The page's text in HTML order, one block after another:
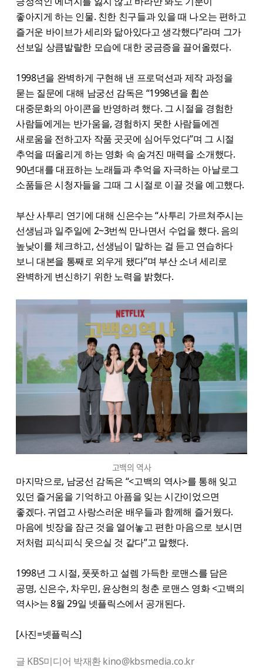
좋아지게 하는 인물. 친한 친구들과 있을 때 나오는 편하고
즐거운 바이브가 세리와 닮아있다고 생각했다”라며 그가
선보일 상큼발랄한 모습에 대한 궁금증을 끌어올렸다.
1998년을 완벽하게 구현해 낸 프로덕션과 제작 과정을
묻는 질문에 대해 남궁선 감독은 “1998년을 휩쓴
대중문화의 아이콘을 반영하려 했다. 그 시절을 경험한
사람들에게는 반가움을, 경험하지 못한 사람들에겐
새로움을 전하고자 작품 곳곳에 심어두었다”며 그 시절
추억을 떠올리게 하는 영화 속 숨겨진 매력을 소개했다.
90년대를 대표하는 노래들과 추억을 자극하는 아날로그
소품들은 시청자들을 그때 그 시절로 이끌 것을 예고했다.
부산 사투리 연기에 대해 신은수는 “사투리 가르쳐주시는
선생님과 일주일에 2~3번씩 만나면서 수업을 했다. 음의
높낮이를 체크하고, 선생님이 말하는 걸 듣고 연습하다
보니 대본을 통째로 외우게 됐다”​며 부산 소녀 세리로
완벽하게 변신하기 위한 노력을 밝혔다.
고백의 역사
마지막으로, 남궁선 감독은 “<고백의 역사>​를 통해 잊고
있던 즐거움을 기억하고 아픔을 잊는 시간이었으면
좋겠다. 귀엽고 사랑스러운 배우들과 함께해 즐거웠다.
마음에 빗장을 잠근 것을 열어놓고 편한 마음으로 보시면
저처럼 피식피식 웃으실 것 같다”고 말했다.
1998년 그 시절, 풋풋하고 설렘 가득한 로맨스를 담은
공명, 신은수, 차우민, 윤상현의 청춘 로맨스 영화 <​고백의
역사>는 8월 29일 넷플릭스에서 공개된다.
[사진=넷플릭스]
글 KBS미디어 박재환 kino@kbsmedia.co.kr